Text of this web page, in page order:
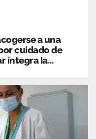
a una
cuidado de
íntegra la